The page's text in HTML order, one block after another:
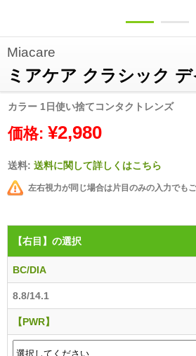
Miacare
ミアケア クラシック
カラー 1日使い捨てコンタクトレンズ
価格:¥2,980
送料:送料に関して詳しくはこちら
左右視力が同じ場合は片目のみの入力でもご
【右目】 の選択
BC/DIA
8.8/14.1
【PWR】